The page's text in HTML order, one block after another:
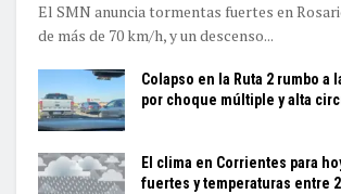
El SMN anuncia tormentas fuertes en
de más de 70 km/h, y un descenso...
Colapso en la Ruta 2 rumbo a
por choque múltiple y alta
El clima en Corrientes para
fuertes y temperaturas entre